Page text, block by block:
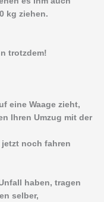
kg ziehen.
trotzdem!
eine Waage zieht,
Ihren Umzug mit der
noch fahren
haben, tragen
selber,